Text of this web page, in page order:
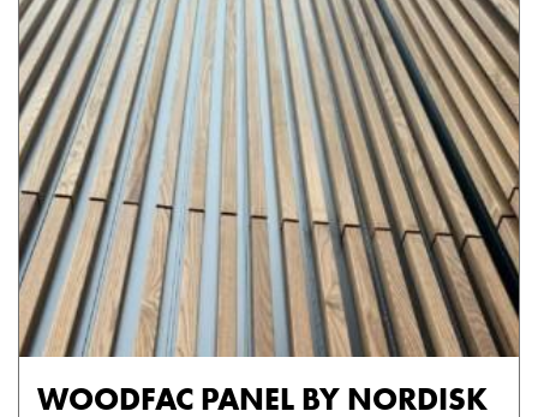
WOODFAC PANEL BY NORDISK